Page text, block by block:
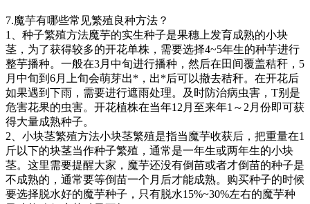
7.魔芋有哪些常见繁殖良种方法？
1、种子繁殖方法魔芋的实生种子是果穗上发育成熟的小块
茎，为了获得较多的开花单株，需要选择4~5年生的种芋进行
整芋播种。一般在3月中旬进行播种，然后在田间覆盖秸秆，5
月中旬到6月上旬会萌芽出*，出*后可以撤去秸秆。在开花后
如果遇到下雨，需要进行遮雨处理。及时防治病虫害，T别是
危害花果的虫害。开花植株在当年12月至来年1～2月份即可获
得大量成熟种子。
2、小块茎繁殖方法小块茎繁殖是指当魔芋收获后，把重量在1
斤以下的块茎当作种子繁殖，通常是一年生或两年生的小块
茎。这里需要提醒大家，魔芋还没有倒苗或者才倒苗的种子是
不成熟的，通常要等倒苗一个月后才能成熟。购买种子的时候
要选择脱水好的魔芋种子，只有脱水15%~30%左右的魔芋种